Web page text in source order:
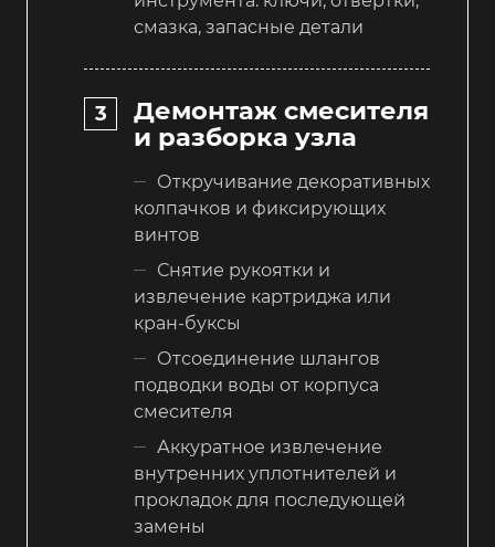
смазка, запасные детали
Демонтаж смесителя
и разборка узла
Откручивание декоративных
колпачков и фиксирующих
винтов
Снятие рукоятки и
извлечение картриджа или
кран-буксы
Отсоединение шлангов
подводки воды от корпуса
смесителя
Аккуратное извлечение
внутренних уплотнителей и
прокладок для последующей
замены